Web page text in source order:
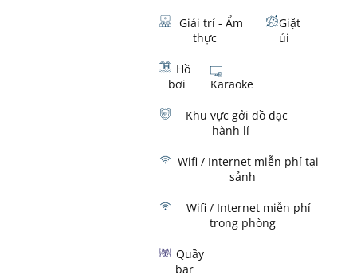
Giải trí - Ẩm
thực
Giặt
ủi
Hồ
bơi
Karaoke
Khu vực gởi đồ đạc
hành lí
Wifi / Internet miễn phí tại
sảnh
Wifi / Internet miễn phí
trong phòng
Quầy
bar